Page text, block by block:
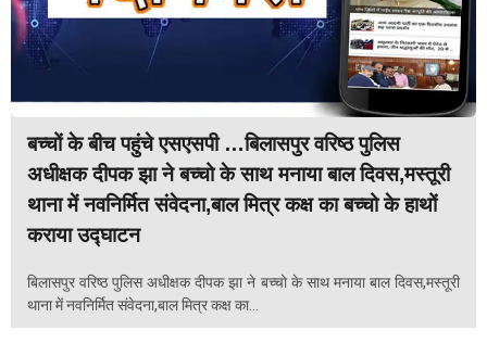
बच्चों के बीच पहुंचे एसएसपी …बिलासपुर वरिष्ठ पुलिस
अधीक्षक दीपक झा ने बच्चो के साथ मनाया बाल दिवस,मस्तूरी
थाना में नवनिर्मित संवेदना,बाल मित्र कक्ष का बच्चो के हाथों
कराया उद्घाटन
बिलासपुर वरिष्ठ पुलिस अधीक्षक दीपक झा ने बच्चो के साथ मनाया बाल दिवस,मस्तूरी
थाना में नवनिर्मित संवेदना,बाल मित्र कक्ष का...